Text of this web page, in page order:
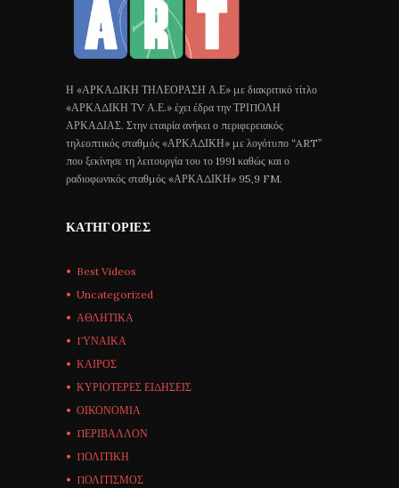
Η «ΑΡΚΑΔΙΚΗ ΤΗΛΕΟΡΑΣΗ Α.Ε» με διακριτικό τίτλο
«ΑΡΚΑΔΙΚΗ ΤV Α.Ε.» έχει έδρα την ΤΡΙΠΟΛΗ
ΑΡΚΑΔΙΑΣ. Στην εταιρία ανήκει ο περιφερειακός
τηλεοπτικός σταθμός «ΑΡΚΑΔΙΚΗ» με λογότυπο “ART”
που ξεκίνησε τη λειτουργία του το 1991 καθώς και ο
ραδιοφωνικός σταθμός «ΑΡΚΑΔΙΚΗ» 95,9 FM.
ΚΑΤΗΓΟΡΊΕΣ
Best Videos
Uncategorized
ΑΘΛΗΤΙΚΑ
ΓΥΝΑΙΚΑ
ΚΑΙΡΟΣ
ΚΥΡΙΟΤΕΡΕΣ ΕΙΔΗΣΕΙΣ
ΟΙΚΟΝΟΜΙΑ
ΠΕΡΙΒΑΛΛΟΝ
ΠΟΛΙΤΙΚΗ
ΠΟΛΙΤΙΣΜΟΣ